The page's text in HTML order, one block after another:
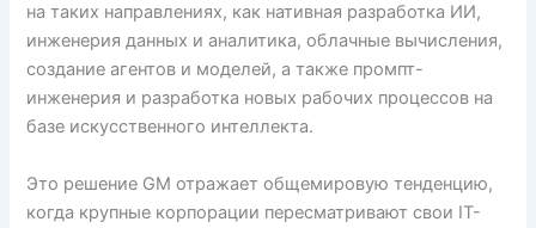
на таких направлениях, как нативная разработка ИИ,
инженерия данных и аналитика, облачные вычисления,
создание агентов и моделей, а также промпт-
инженерия и разработка новых рабочих процессов на
базе искусственного интеллекта.
Это решение GM отражает общемировую тенденцию,
когда крупные корпорации пересматривают свои IT-